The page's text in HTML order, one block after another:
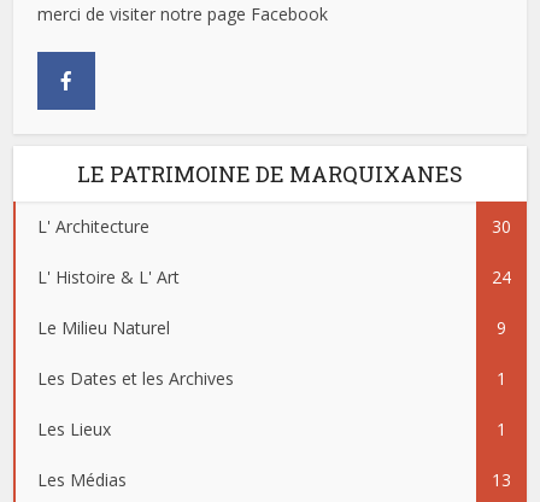
merci de visiter notre page Facebook
LE PATRIMOINE DE MARQUIXANES
L' Architecture 30
L' Histoire & L' Art 24
Le Milieu Naturel 9
Les Dates et les Archives 1
Les Lieux 1
Les Médias 13